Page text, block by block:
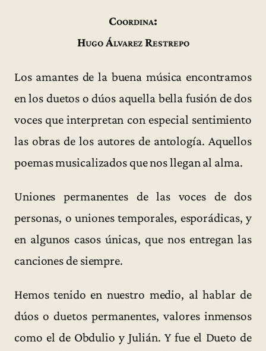
Coordina:
Hugo Álvarez Restrepo
Los amantes de la buena música encontramos
en los duetos o dúos aquella bella fusión de dos
voces que interpretan con especial sentimiento
las obras de los autores de antología. Aquellos
poemas musicalizados que nos llegan al alma.
Uniones permanentes de las voces de dos
personas, o uniones temporales, esporádicas, y
en algunos casos únicas, que nos entregan las
canciones de siempre.
Hemos tenido en nuestro medio, al hablar de
dúos o duetos permanentes, valores inmensos
como el de Obdulio y Julián. Y fue el Dueto de